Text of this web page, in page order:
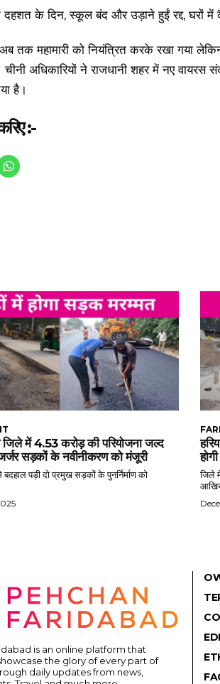
तक महामारी को नियंत्रित करके रखा गया
चीनी अधिकारियों ने राजधानी शहर में नए
है।
:-
जिले में 4.53 करोड़ की परियोजना जल्द
सड़कों के नवीनीकरण को मंजूरी
पड़ी दो प्रमुख सड़कों के पुनर्निर्माण को
जिले
is an online platform that
the glory of every part of
daily updates from news,